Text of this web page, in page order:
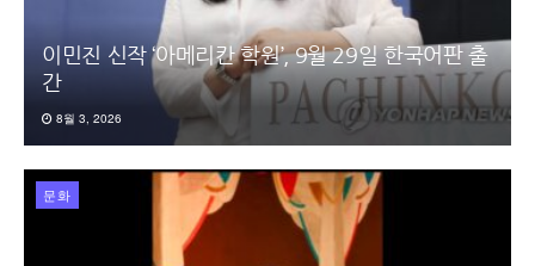
이민진 신작 ‘아메리칸 학원’, 9월 29일 한국어판 출
간
8월 3, 2026
문화